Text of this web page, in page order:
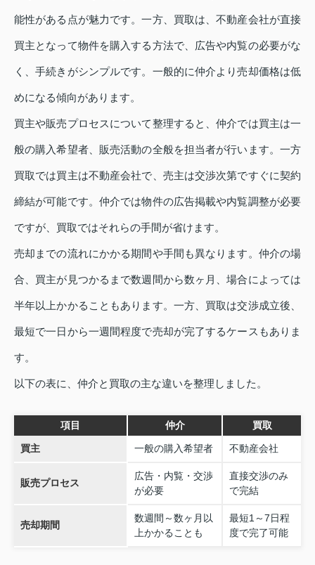
能性がある点が魅力です。一方、買取は、不動産会社が直接
買主となって物件を購入する方法で、広告や内覧の必要がな
く、手続きがシンプルです。一般的に仲介より売却価格は低
めになる傾向があります。
買主や販売プロセスについて整理すると、仲介では買主は一
般の購入希望者、販売活動の全般を担当者が行います。一方
買取では買主は不動産会社で、売主は交渉次第ですぐに契約
締結が可能です。仲介では物件の広告掲載や内覧調整が必要
ですが、買取ではそれらの手間が省けます。
売却までの流れにかかる期間や手間も異なります。仲介の場
合、買主が見つかるまで数週間から数ヶ月、場合によっては
半年以上かかることもあります。一方、買取は交渉成立後、
最短で一日から一週間程度で売却が完了するケースもありま
す。
以下の表に、仲介と買取の主な違いを整理しました。
項目 仲介 買取
買主 一般の購入希望者 不動産会社
販売プロセス
広告・内覧・交渉
が必要
直接交渉のみ
で完結
売却期間
数週間～数ヶ月以
上かかることも
最短1～7日程
度で完了可能